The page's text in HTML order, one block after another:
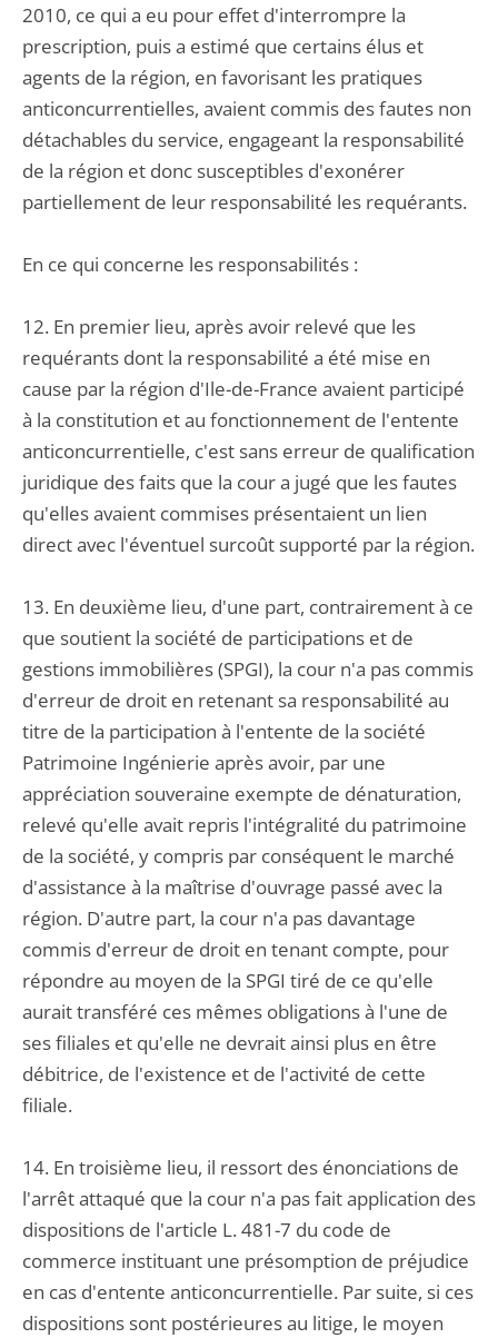
2010, ce qui a eu pour effet d'interrompre la
prescription, puis a estimé que certains élus et
agents de la région, en favorisant les pratiques
anticoncurrentielles, avaient commis des fautes non
détachables du service, engageant la responsabilité
de la région et donc susceptibles d'exonérer
partiellement de leur responsabilité les requérants.
En ce qui concerne les responsabilités :
12. En premier lieu, après avoir relevé que les
requérants dont la responsabilité a été mise en
cause par la région d'Ile-de-France avaient participé
à la constitution et au fonctionnement de l'entente
anticoncurrentielle, c'est sans erreur de qualification
juridique des faits que la cour a jugé que les fautes
qu'elles avaient commises présentaient un lien
direct avec l'éventuel surcoût supporté par la région.
13. En deuxième lieu, d'une part, contrairement à ce
que soutient la société de participations et de
gestions immobilières (SPGI), la cour n'a pas commis
d'erreur de droit en retenant sa responsabilité au
titre de la participation à l'entente de la société
Patrimoine Ingénierie après avoir, par une
appréciation souveraine exempte de dénaturation,
relevé qu'elle avait repris l'intégralité du patrimoine
de la société, y compris par conséquent le marché
d'assistance à la maîtrise d'ouvrage passé avec la
région. D'autre part, la cour n'a pas davantage
commis d'erreur de droit en tenant compte, pour
répondre au moyen de la SPGI tiré de ce qu'elle
aurait transféré ces mêmes obligations à l'une de
ses filiales et qu'elle ne devrait ainsi plus en être
débitrice, de l'existence et de l'activité de cette
filiale.
14. En troisième lieu, il ressort des énonciations de
l'arrêt attaqué que la cour n'a pas fait application des
dispositions de l'article L. 481-7 du code de
commerce instituant une présomption de préjudice
en cas d'entente anticoncurrentielle. Par suite, si ces
dispositions sont postérieures au litige, le moyen